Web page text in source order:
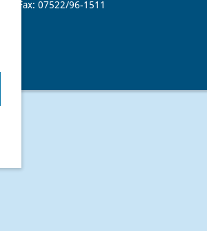
Fax: 07522/96-1511